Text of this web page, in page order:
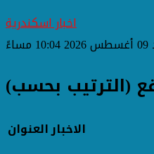
اخبار اسكندرية
(الترتيب بحسب)
العنوانالاخبار